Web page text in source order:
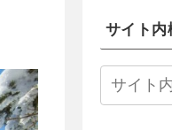
サイト内